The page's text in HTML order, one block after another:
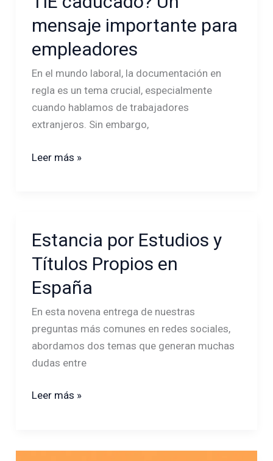
mensaje importante para
empleadores
En el mundo laboral, la documentación en
regla es un tema crucial, especialmente
cuando hablamos de trabajadores
extranjeros. Sin embargo,
trabajar
con
TIE
caducado?
Un
mensaje
importante
empleadores
Leer más »
Estancia por Estudios y
Títulos Propios en
España
En esta novena entrega de nuestras
preguntas más comunes en redes sociales,
abordamos dos temas que generan muchas
dudas entre
Estancia
Estudios
y
en
Leer más »